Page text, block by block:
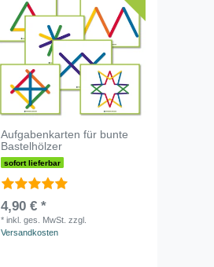
Aufgabenkarten für bunte
Bastelhölzer
sofort lieferbar
4,90 € *
*inkl. ges. MwSt. zzgl.
Versandkosten